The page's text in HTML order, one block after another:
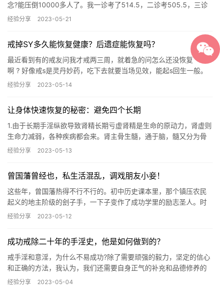
念?能压倒10000多人了。我一诊考了514.5，二诊考505.5，三诊
553分。直到高考，超常发挥，考了551，高出…
经验分享 2023-05-21
戒掉SY多久能恢复健康？后遗症能恢复吗？
最近看到有的戒友问我才戒两三周，就着急的问怎么还没恢复
啊 ? 好像戒s是灵丹妙药，吃下去就要当场见效，能起s回生一般。
戒s好吗 ? 当然好，对虚弱的身体来说禁…
经验分享 2023-05-14
让身体快速恢复的秘密：避免四个长期
1.由于长期手淫纵欲导致肾精长期亏虚肾精是生命的原动力，肾虚则
生命力减弱，各种疾病都会来。肾主骨生髓，通于脑，髓又分为骨
髓、脊髓、脑髓三部分，皆由肾精所化生。也就是说，大脑的营养
经验分享 2023-05-13
曾国藩曾经也，私生活混乱，调戏朋友小妾！
这些年，曾国藩热得不行不行的。初中历史课本里，那个镇压农民
起义的地主阶级的刽子手，一下子变作了成功学里的励志圣人。时
代毕竟不同了，就像土豪一样，忽然从一个让人唾弃的称谓，变成
经验分享 2023-05-12
成功戒除二十年的手淫史，他是如何做到的？
戒手淫和意淫，为什么不易成功?除了需要顽强的毅力，坚定的信心
和正确的方法，我认为，我们还需要自身正气的补充和品德修养的
提高。多年的手淫和意淫，消耗掉了我们太多的正气，福气和应有
经验分享 2023-05-04